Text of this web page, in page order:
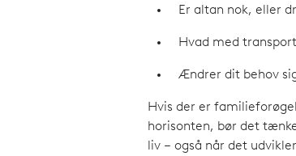
Er altan nok, eller
Hvad med
Ændrer dit behov
Hvis der er
horisonten, bør det
liv – også når det